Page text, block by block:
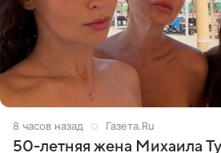
8 часов назад Газета.Ru
50-летняя жена Михаила